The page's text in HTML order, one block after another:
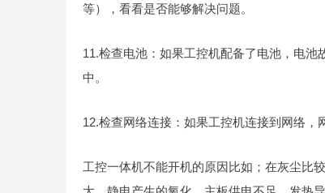
等），看看是否能够解决问题。
11.检查电池：如果工控机配备了电池，电
中。
12.检查网络连接：如果工控机连接到网络，
工控一体机不能开机的原因比如；在灰尘比